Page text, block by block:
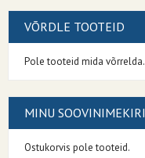
VÕRDLE TOOTEID
Pole tooteid mida võrrelda.
MINU SOOVINIMEKIRI
Ostukorvis pole tooteid.